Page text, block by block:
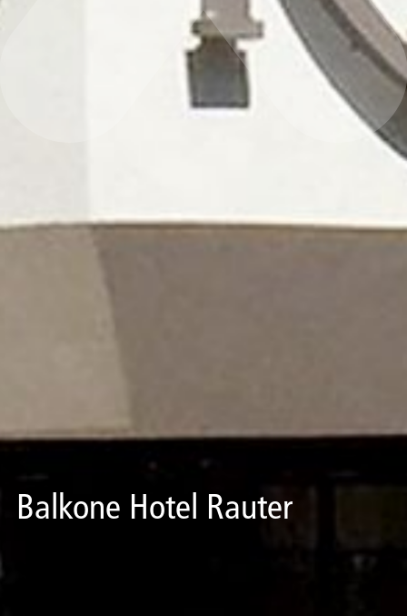
Balkone Hotel Rauter